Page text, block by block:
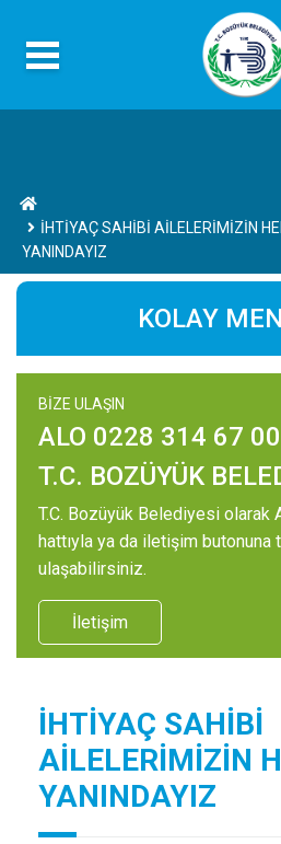
İHTİYAÇ SAHİBİ AİLELERİMİZİN
YANINDAYIZ
KOLAY
BİZE ULAŞIN
ALO 0228 314 67 00
T.C. BOZÜYÜK
T.C. Bozüyük Belediyesi olarak
hattıyla ya da iletişim butonuna
ulaşabilirsiniz.
İletişim
İHTİYAÇ SAHİBİ
AİLELERİMİZİN
YANINDAYIZ